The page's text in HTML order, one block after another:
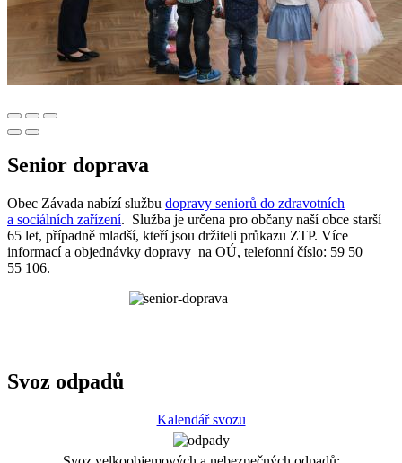
Senior doprava
Obec Závada nabízí službu dopravy seniorů do zdravotních
a sociálních zařízení. Služba je určena pro občany naší obce starší
65 let, případně mladší, kteří jsou držiteli průkazu ZTP. Více
informací a objednávky dopravy na OÚ, telefonní číslo: 59 50
55 106.
Svoz odpadů
Kalendář svozu